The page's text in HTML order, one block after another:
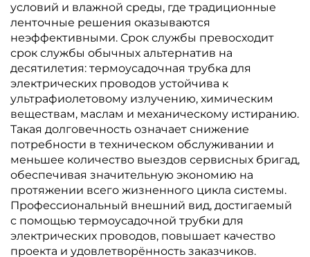
условий и влажной среды, где традиционные
ленточные решения оказываются
неэффективными. Срок службы превосходит
срок службы обычных альтернатив на
десятилетия: термоусадочная трубка для
электрических проводов устойчива к
ультрафиолетовому излучению, химическим
веществам, маслам и механическому истиранию.
Такая долговечность означает снижение
потребности в техническом обслуживании и
меньшее количество выездов сервисных бригад,
обеспечивая значительную экономию на
протяжении всего жизненного цикла системы.
Профессиональный внешний вид, достигаемый
с помощью термоусадочной трубки для
электрических проводов, повышает качество
проекта и удовлетворённость заказчиков.